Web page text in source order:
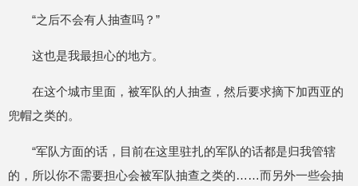
“之后不会有人抽查吗？”
这也是我最担心的地方。
在这个城市里面，被军队的人抽查，然后要求摘下加西亚的
兜帽之类的。
“军队方面的话，目前在这里驻扎的军队的话都是归我管辖
的，所以你不需要担心会被军队抽查之类的……而另外一些会抽